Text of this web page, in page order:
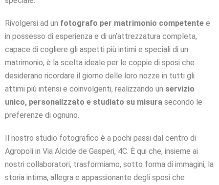
Rivolgersi ad un fotografo per matrimonio competente e
in possesso di esperienza e di un’attrezzatura completa,
capace di cogliere gli aspetti più intimi e speciali di un
matrimonio, è la scelta ideale per le coppie di sposi che
desiderano ricordare il giorno delle loro nozze in tutti gli
attimi più intensi e coinvolgenti, realizzando un servizio
unico, personalizzato e studiato su misura secondo le
preferenze di ognuno.
Il nostro studio fotografico è a pochi passi dal centro di
Agropoli in Via Alcide de Gasperi, 4C. È qui che, insieme ai
nostri collaboratori, trasformiamo, sotto forma di immagini, la
storia intima, allegra e appassionante degli sposi che